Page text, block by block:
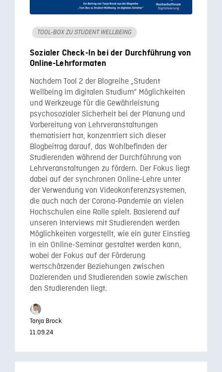
TOOL-BOX ZU STUDENT WELLBEING
Sozialer Check-In bei der Durchführung von
Online-Lehrformaten
Nachdem Tool 2 der Blogreihe „Student
Wellbeing im digitalen Studium“ Möglichkeiten
und Werkzeuge für die Gewährleistung
psychosozialer Sicherheit bei der Planung und
Vorbereitung von Lehrveranstaltungen
thematisiert hat, konzentriert sich dieser
Blogbeitrag darauf, das Wohlbefinden der
Studierenden während der Durchführung von
Lehrveranstaltungen zu fördern. Der Fokus liegt
dabei auf der synchronen Online-Lehre unter
der Verwendung von Videokonferenzsystemen,
die auch nach der Corona-Pandemie an vielen
Hochschulen eine Rolle spielt. Basierend auf
unseren Interviews mit Studierenden werden
Möglichkeiten vorgestellt, wie ein guter Einstieg
in ein Online-Seminar gestaltet werden kann,
wobei der Fokus auf der Förderung
wertschätzender Beziehungen zwischen
Dozierenden und Studierenden sowie zwischen
den Studierenden liegt.
Tanja Brock
11.09.24